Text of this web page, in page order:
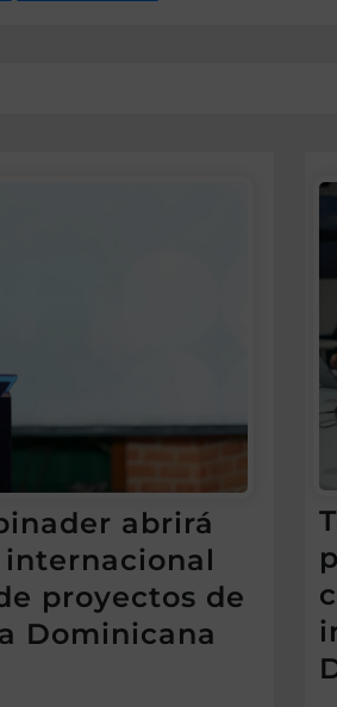
abrirá
internacional
proyectos de
Dominicana